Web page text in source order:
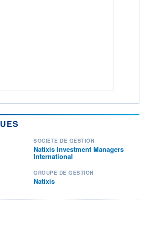
SOCIÉTÉ DE GESTION
Natixis Investment Managers
International
GROUPE DE GESTION
Natixis